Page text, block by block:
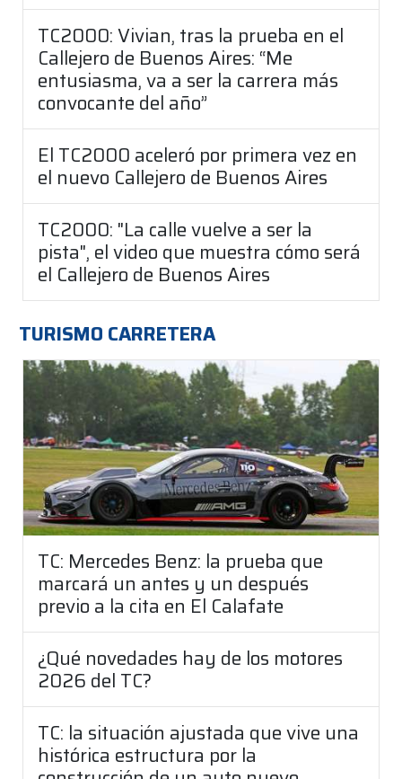
TC2000: Vivian, tras la prueba en el
Callejero de Buenos Aires: “Me
entusiasma, va a ser la carrera más
convocante del año”
El TC2000 aceleró por primera vez en
el nuevo Callejero de Buenos Aires
TC2000: "La calle vuelve a ser la
pista", el video que muestra cómo será
el Callejero de Buenos Aires
TURISMO CARRETERA
TC: Mercedes Benz: la prueba que
marcará un antes y un después
previo a la cita en El Calafate
¿Qué novedades hay de los motores
2026 del TC?
TC: la situación ajustada que vive una
histórica estructura por la